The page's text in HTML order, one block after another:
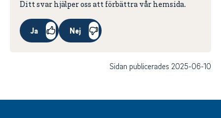
Ditt svar hjälper oss att förbättra vår hemsida.
Ja Nej
Sidan publicerades 2025-06-10